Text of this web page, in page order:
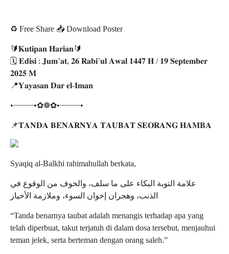
♻️ Free Share 📥 Download Poster
🔰𝐊𝐮𝐭𝐢𝐩𝐚𝐧 𝐇𝐚𝐫𝐢𝐚𝐧🔰
🗓 𝐄𝐝𝐢𝐬𝐢 : 𝐉𝐮𝐦’𝐚𝐭, 𝟐𝟔 𝐑𝐚𝐛𝐢’𝐮𝐥 𝐀𝐰𝐚𝐥 𝟏𝟒𝟒𝟕 𝐇 / 𝟏𝟗 𝐒𝐞𝐩𝐭𝐞𝐦𝐛𝐞𝐫
𝟐𝟎𝟐𝟓 𝐌
📍𝐘𝐚𝐲𝐚𝐬𝐚𝐧 𝐃𝐚𝐫 𝐞𝐥-𝐈𝐦𝐚𝐧
•┈┈┈┈•✿❁✿•┈┈┈┈•
📌𝐓𝐀𝐍𝐃𝐀 𝐁𝐄𝐍𝐀𝐑𝐍𝐘𝐀 𝐓𝐀𝐔𝐁𝐀𝐓 𝐒𝐄𝐎𝐑𝐀𝐍𝐆 𝐇𝐀𝐌𝐁𝐀
Syaqiq al-Balkhi rahimahullah berkata,
‏علامة التوبة البكاء على ما سلف، والخوف من الوقوع في
الذنب، وهجران إخوان السوء، وملازمة الأخيار
“Tanda benarnya taubat adalah menangis terhadap apa yang
telah diperbuat, takut terjatuh di dalam dosa tersebut, menjauhui
teman jelek, serta berteman dengan orang saleh.”